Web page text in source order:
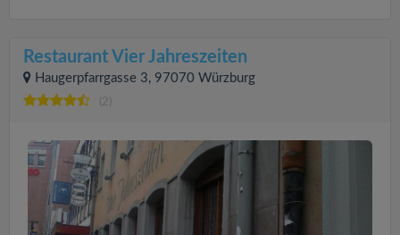
Restaurant Vier Jahreszeiten
Haugerpfarrgasse 3, 97070 Würzburg
(2)